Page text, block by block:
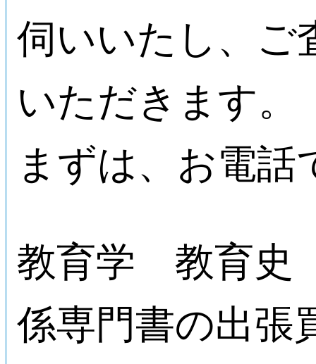
伺いいたし、ご
いただきます。
まずは、お電話
教育学 教育史
係専門書の出張